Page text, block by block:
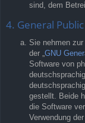
sind, dem
4. General
Sie nehmen
der „GNU
Software von
gestellt. Beide
die Software
Verwendung